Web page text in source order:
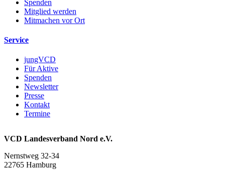
Spenden
Mitglied werden
Mitmachen vor Ort
Service
jungVCD
Für Aktive
Spenden
Newsletter
Presse
Kontakt
Termine
VCD Landesverband Nord e.V.
Nernstweg 32-34
22765 Hamburg